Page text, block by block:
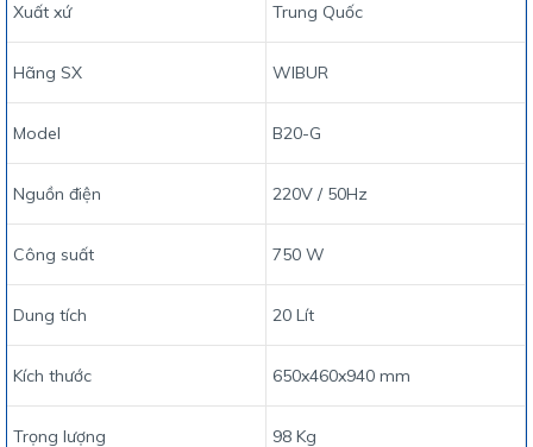
Xuất xứ Trung Quốc
Hãng SX WIBUR
Model B20-G
Nguồn điện 220V / 50Hz
Công suất 750 W
Dung tích 20 Lít
Kích thước 650x460x940 mm
Trọng lượng 98 Kg